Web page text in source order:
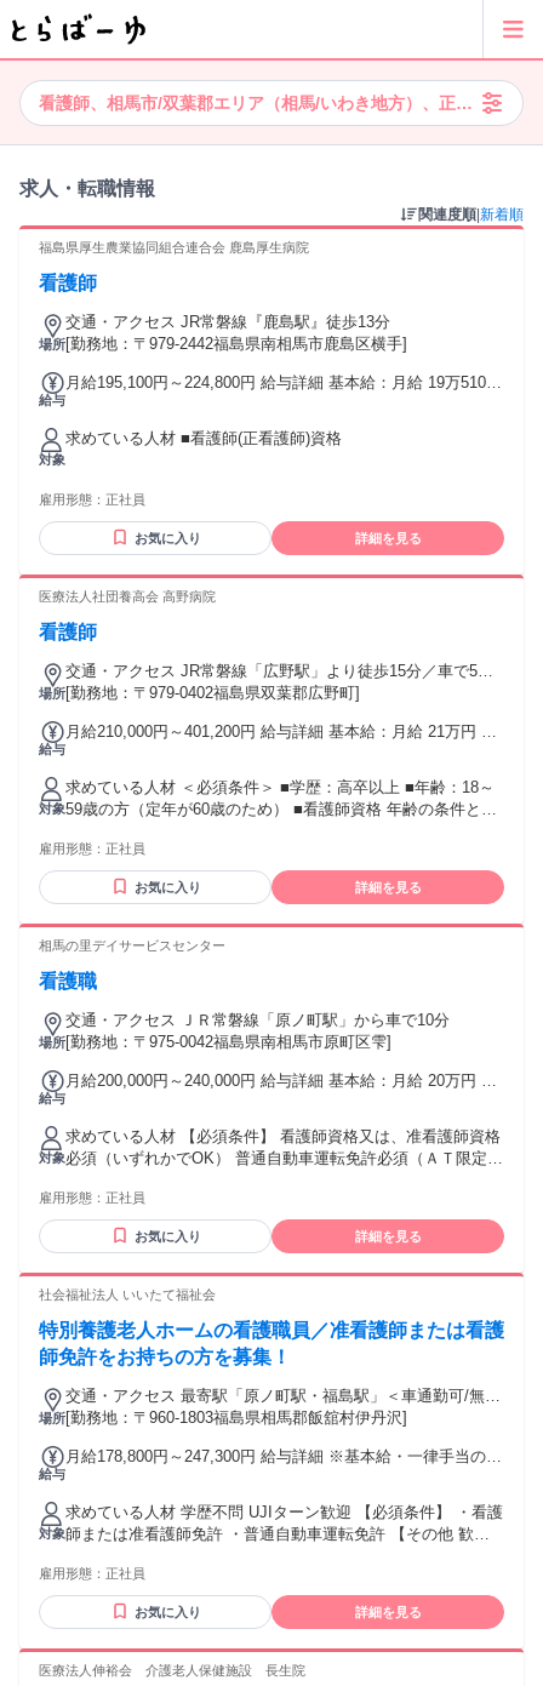
看護師、相馬市/双葉郡エリア（相馬/いわき地方）、正社員、ボ
求人・転職情報
関連度順 新着順
福島県厚生農業協同組合連合会 鹿島厚生病院
看護師
場所
交通・アクセス JR常磐線『鹿島駅』徒歩13分
[勤務地：〒979-2442福島県南相馬市鹿島区横手]
給与
月給195,100円～224,800円 給与詳細 基本給：月給 19万5100
で支払われる通勤・皆勤・家族手当金額：なし 全員に一律で
支払われるその他手当金額：なし 【基本給】 ・3年制卒：19
って優遇します ■昇給：年1回 ■賞与：年2回 ■看護技術手当 ■
対象
求めている人材 ■看護師(正看護師)資格
雇用形態： 正社員
お気に入り 詳細を見る
医療法人社団養高会 高野病院
看護師
場所
交通・アクセス JR常磐線「広野駅」より徒歩15分／車で5分
常磐道「広野I.C.」より車で6分 ◎マイカー通勤OK
[勤務地：〒979-0402福島県双葉郡広野町]
給与
月給210,000円～401,200円 給与詳細 基本給：月給 21万円 〜
払われる通勤・皆勤・家族手当金額：なし 全員に一律で支払
われるその他手当金額：なし ※経験、スキル等を考慮の上で
決定します。 ■昇給：あり（1月あたり1,000〜3,000円） ■賞
与：年2回（計2ヶ月分＋人事考課による評価額） ※いずれも
手当：12,000円／回 ■日勤リーダー手当：1,000円／回 ■住宅
手当（規定あり）
対象
求めている人材 ＜必須条件＞ ■学歴：高卒以上 ■年齢：18～
59歳の方（定年が60歳のため） ■看護師資格 年齢の条件と理
雇用形態： 正社員
お気に入り 詳細を見る
相馬の里デイサービスセンター
看護職
場所
交通・アクセス ＪＲ常磐線「原ノ町駅」から車で10分
[勤務地：〒975-0042福島県南相馬市原町区雫]
給与
月給200,000円～240,000円 給与詳細 基本給：月給 20万円 〜
れる通勤・皆勤・家族手当金額：なし 全員に一律で支払われ
るその他手当金額：なし 通勤手当（上限あり）：月額10,000
円 昇給有り：1月あたり0.00％〜2.00％（前年度実績） 賞与
有り：年２回 計 1.20ヶ月分（前年度実績）
対象
求めている人材 【必須条件】 看護師資格又は、准看護師資格
必須（いずれかでOK） 普通自動車運転免許必須（ＡＴ限定不
年齢の条件と理由：あり（年齢64歳まで（定年年齢が65歳の
為））
雇用形態： 正社員
お気に入り 詳細を見る
社会福祉法人 いいたて福祉会
特別養護老人ホームの看護職員／准看護師または看護
師免許をお持ちの方を募集！
場所
交通・アクセス 最寄駅「原ノ町駅・福島駅」＜車通勤可/無料
駐車場有＞／福島交通「飯舘村役場」バス停下車南へ約100ｍ
[勤務地：〒960-1803福島県相馬郡飯舘村伊丹沢]
給与
月給178,800円～247,300円 給与詳細 ※基本給・一律手当の総
し 【一律手当】 全員に一律で支払われる通勤・皆勤・家族手
当金額：なし 全員に一律で支払われるその他手当金額：あり
1ヶ月あたり1万1000円 ※月給には、基本給167,800円～
236,300円と以下の手当を含みます。 ・処遇改善手当5,000円
等により決定します。 ・昇給あり ※4,000 円/月〜5,000円/月
（前年度実績） ・賞与あり ※年2回（前年度実績） 計4.45ヶ
月分（前年度実績） 【その他手当】 ・新採用支援手当 ※新
卒・中途にかかわらず、採用から3年目まで全員支給されま
対象
求めている人材 学歴不問 UJIターン歓迎 【必須条件】 ・看護
師または准看護師免許 ・普通自動車運転免許 【その他 歓迎
18歳〜59歳 （満18歳未満の深夜業の禁止及び、定年年齢を上
限のため。））
雇用形態： 正社員
お気に入り 詳細を見る
医療法人伸裕会 介護老人保健施設 長生院